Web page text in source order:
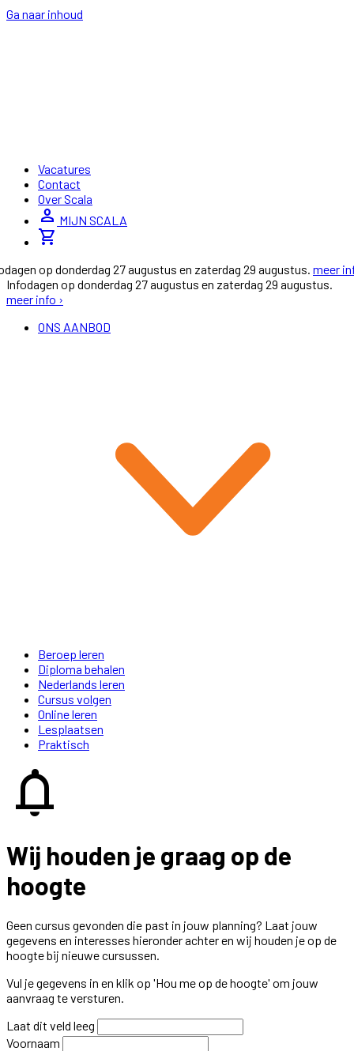
Ga naar inhoud
Vacatures
Contact
Over Scala
person MIJN SCALA
shopping_cart
op donderdag 27 augustus en zaterdag 29 augustus. meer
Infodagen op donderdag 27 augustus en zaterdag 29 augustus.
meer info ›
ONS AANBOD
Beroep leren
Diploma behalen
Nederlands leren
Cursus volgen
Online leren
Lesplaatsen
Praktisch
notifications
Wij houden je graag op de
hoogte
Geen cursus gevonden die past in jouw planning? Laat jouw
gegevens en interesses hieronder achter en wij houden je op de
hoogte bij nieuwe cursussen.
Vul je gegevens in en klik op 'Hou me op de hoogte' om jouw
aanvraag te versturen.
Laat dit veld leeg
Voornaam